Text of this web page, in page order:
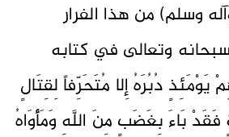
وسلم) من هذا الفرار
وتعالى في كتابه
يَوْمَئِذٍ دُبُرَهُ إِلا مُتَحَرِّفاً لِقِتَالٍ
فَقَدْ بَاءَ بِغَضَبٍ مِنَ اللَّهِ وَمَأْوَاهُ